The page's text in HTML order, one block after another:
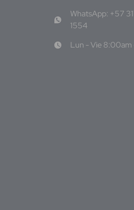
WhatsApp: +57
1554
Lun - Vie